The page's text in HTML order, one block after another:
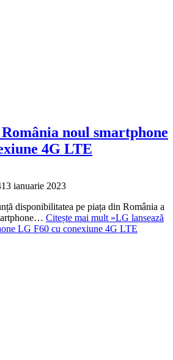
noul smartphone
4G LTE
13 ianuarie 2023
disponibilitatea pe piața din România a
Citește mai mult »LG lansează
LG F60 cu conexiune 4G LTE